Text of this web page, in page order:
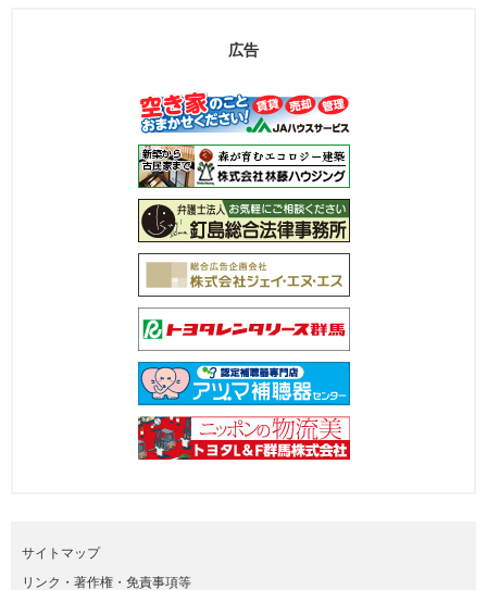
広告
サイトマップ
リンク・著作権・免責事項等